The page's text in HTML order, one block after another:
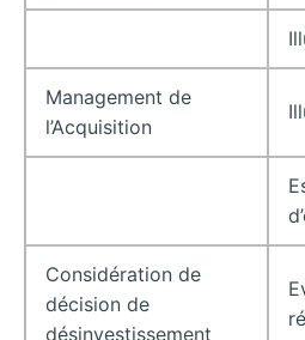
Management de
l’Acquisition
Considération de
décision de
désinvestissement